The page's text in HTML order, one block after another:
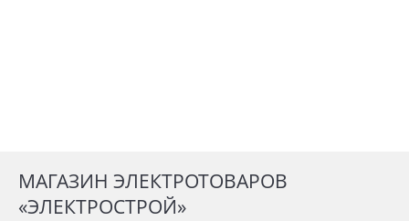
МАГАЗИН ЭЛЕКТРОТОВАРОВ
«ЭЛЕКТРОСТРОЙ»